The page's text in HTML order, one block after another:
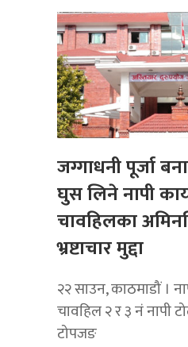
जग्गाधनी पूर्जा
घुस लिने नापी
चावहिलका
भ्रष्टाचार मुद्दा
२२ साउन, काठमाडौं ।
चावहिल २ र ३ नं नापी
टोपजङ